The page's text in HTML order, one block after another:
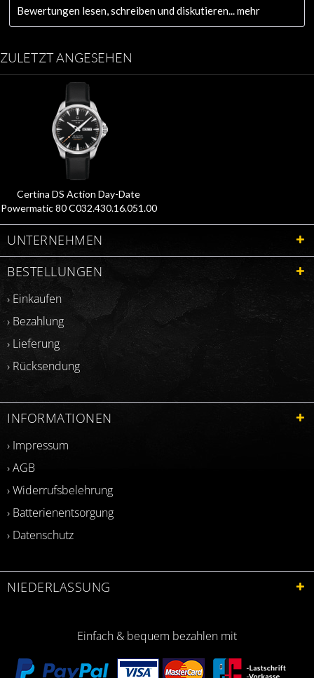
Bewertungen lesen, schreiben und diskutieren...
mehr
ZULETZT ANGESEHEN
Certina DS Action Day-Date
Powermatic 80 C032.430.16.051.00
UNTERNEHMEN
BESTELLUNGEN
› Einkaufen
› Bezahlung
› Lieferung
› Rücksendung
INFORMATIONEN
› Impressum
› AGB
› Widerrufsbelehrung
› Batterienentsorgung
› Datenschutz
NIEDERLASSUNG
Einfach & bequem bezahlen mit